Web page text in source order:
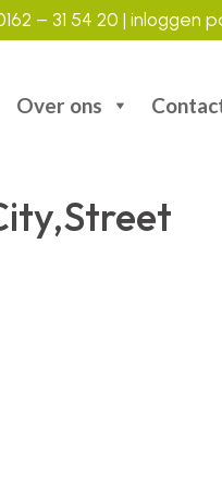
– 31 54 20 | inloggen
Over ons